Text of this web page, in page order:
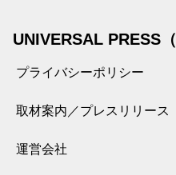
UNIVERSAL PRESS
プライバシーポリシー
取材案内／プレスリリース
運営会社